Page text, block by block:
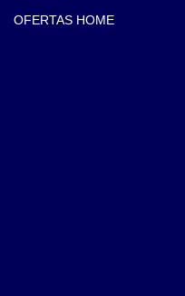
OFERTAS HOME